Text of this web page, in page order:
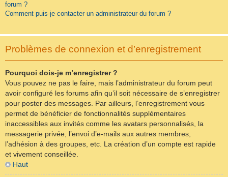
forum ?
Comment puis-je contacter un administrateur du forum ?
Problèmes de connexion et d’enregistrement
Pourquoi dois-je m’enregistrer ?
Vous pouvez ne pas le faire, mais l’administrateur du forum peut
avoir configuré les forums afin qu’il soit nécessaire de s’enregistrer
pour poster des messages. Par ailleurs, l’enregistrement vous
permet de bénéficier de fonctionnalités supplémentaires
inaccessibles aux invités comme les avatars personnalisés, la
messagerie privée, l’envoi d’e-mails aux autres membres,
l’adhésion à des groupes, etc. La création d’un compte est rapide
et vivement conseillée.
Haut